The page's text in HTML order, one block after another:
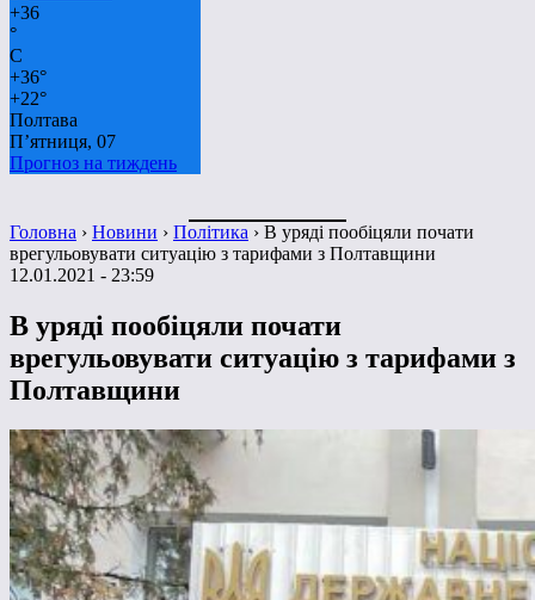
+36
°
C
+36°
+22°
Полтава
П’ятниця, 07
Прогноз на тиждень
Головна › Новини › Політика › В уряді пообіцяли почати
врегульовувати ситуацію з тарифами з Полтавщини
12.01.2021 - 23:59
В уряді пообіцяли почати
врегульовувати ситуацію з тарифами з
Полтавщини